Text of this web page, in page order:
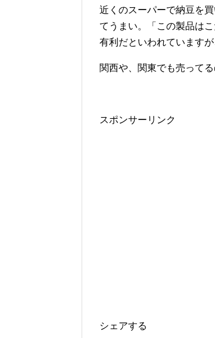
近くのスーパーで納豆を
てうまい。「この製品は
有利だといわれています
関西や、関東でも売ってる
スポンサーリンク
シェアする